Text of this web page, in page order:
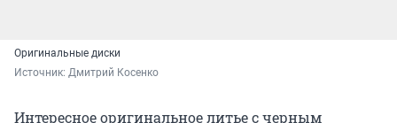
Оригинальные диски
Источник: Дмитрий Косенко
Интересное оригинальное литье с черным